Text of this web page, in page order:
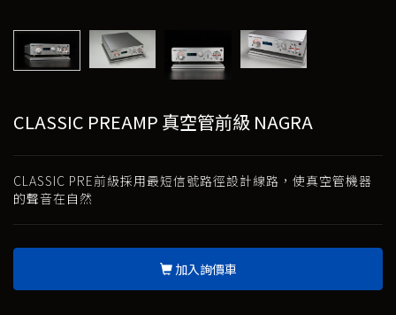
CLASSIC PREAMP 真空管前級 NAGRA
CLASSIC PRE前級採用最短信號路徑設計線路，使真空管機器
的聲音在自然
加入詢價車